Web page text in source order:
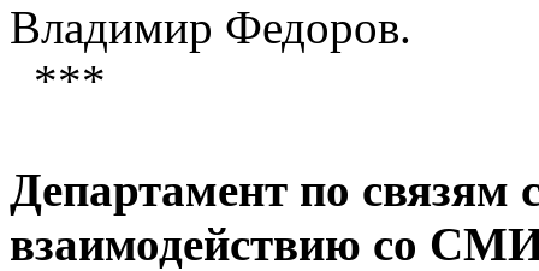
Владимир Федоров.
***
Департамент по связям
взаимодействию со